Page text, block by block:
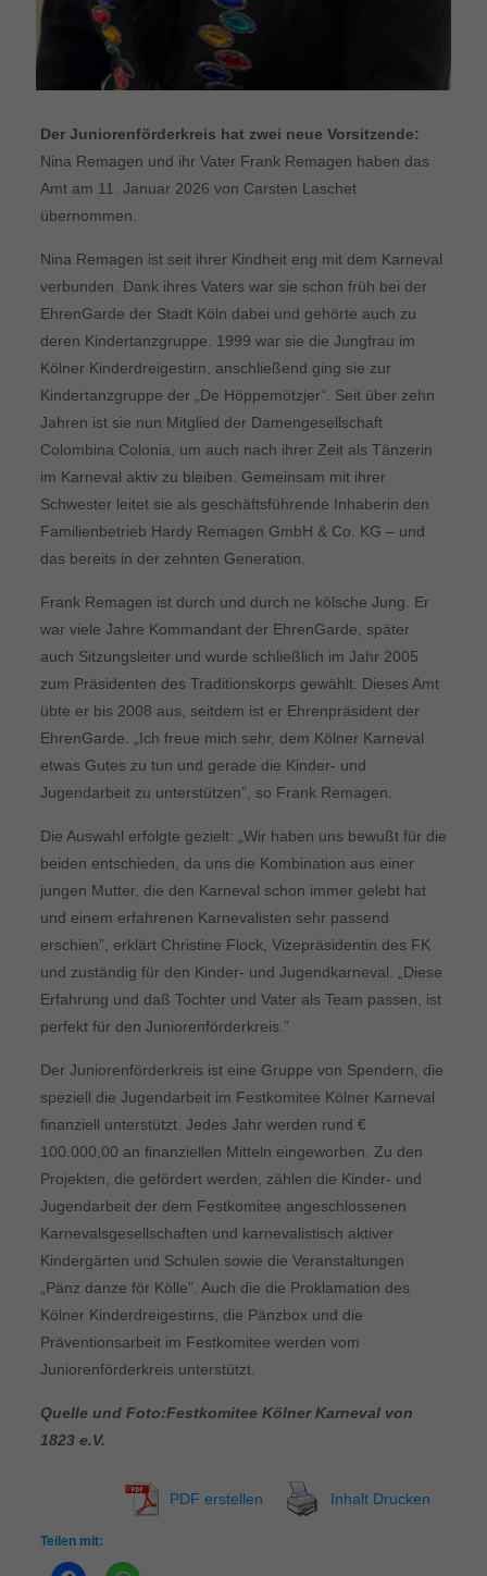
Der Juniorenförderkreis hat zwei neue Vorsitzende:
Nina Remagen und ihr Vater Frank Remagen haben das
Amt am 11. Januar 2026 von Carsten Laschet
übernommen.
Nina Remagen ist seit ihrer Kindheit eng mit dem Karneval
verbunden. Dank ihres Vaters war sie schon früh bei der
EhrenGarde der Stadt Köln dabei und gehörte auch zu
deren Kindertanzgruppe. 1999 war sie die Jungfrau im
Kölner Kinderdreigestirn, anschließend ging sie zur
Kindertanzgruppe der „De Höppemötzjer“. Seit über zehn
Jahren ist sie nun Mitglied der Damengesellschaft
Colombina Colonia, um auch nach ihrer Zeit als Tänzerin
im Karneval aktiv zu bleiben. Gemeinsam mit ihrer
Schwester leitet sie als geschäftsführende Inhaberin den
Familienbetrieb Hardy Remagen GmbH & Co. KG – und
das bereits in der zehnten Generation.
Frank Remagen ist durch und durch ne kölsche Jung. Er
war viele Jahre Kommandant der EhrenGarde, später
auch Sitzungsleiter und wurde schließlich im Jahr 2005
zum Präsidenten des Traditionskorps gewählt. Dieses Amt
übte er bis 2008 aus, seitdem ist er Ehrenpräsident der
EhrenGarde. „Ich freue mich sehr, dem Kölner Karneval
etwas Gutes zu tun und gerade die Kinder- und
Jugendarbeit zu unterstützen”, so Frank Remagen.
Die Auswahl erfolgte gezielt: „Wir haben uns bewußt für die
beiden entschieden, da uns die Kombination aus einer
jungen Mutter, die den Karneval schon immer gelebt hat
und einem erfahrenen Karnevalisten sehr passend
erschien”, erklärt Christine Flock, Vizepräsidentin des FK
und zuständig für den Kinder- und Jugendkarneval. „Diese
Erfahrung und daß Tochter und Vater als Team passen, ist
perfekt für den Juniorenförderkreis.”
Der Juniorenförderkreis ist eine Gruppe von Spendern, die
speziell die Jugendarbeit im Festkomitee Kölner Karneval
finanziell unterstützt. Jedes Jahr werden rund €
100.000,00 an finanziellen Mitteln eingeworben. Zu den
Projekten, die gefördert werden, zählen die Kinder- und
Jugendarbeit der dem Festkomitee angeschlossenen
Karnevalsgesellschaften und karnevalistisch aktiver
Kindergärten und Schulen sowie die Veranstaltungen
„Pänz danze för Kölle”. Auch die die Proklamation des
Kölner Kinderdreigestirns, die Pänzbox und die
Präventionsarbeit im Festkomitee werden vom
Juniorenförderkreis unterstützt.
Quelle und Foto:Festkomitee Kölner Karneval von
1823 e.V.
PDF erstellen Inhalt Drucken
Teilen mit: